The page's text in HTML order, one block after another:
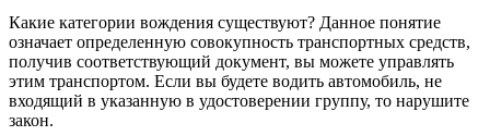
Какие категории вождения существуют? Данное понятие
означает определенную совокупность транспортных средств,
получив соответствующий документ, вы можете управлять
этим транспортом. Если вы будете водить автомобиль, не
входящий в указанную в удостоверении группу, то нарушите
закон.